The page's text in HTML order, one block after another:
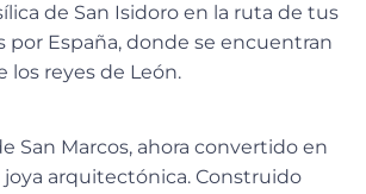
de San Isidoro en la ruta de tus
por España, donde se encuentran
los reyes de León.
San Marcos, ahora convertido en
joya arquitectónica. Construido